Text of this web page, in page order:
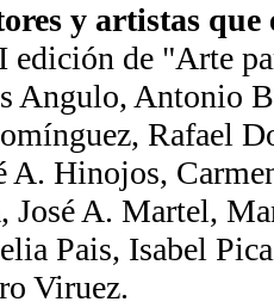
y artistas que
edición de "Arte
Angulo, Antonio
Rafael
A. Hinojos,
José A. Martel,
Pais, Isabel
Viruez.